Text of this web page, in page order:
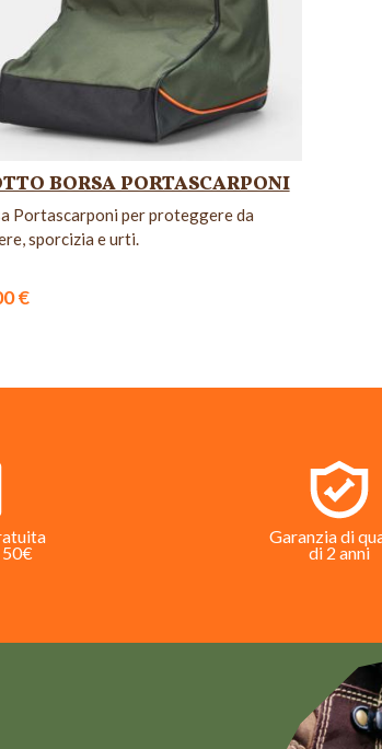
BORSA PORTASCARPONI
Portascarponi per proteggere da
sporcizia e urti.
€
50€
Garanzia di
di 2 anni